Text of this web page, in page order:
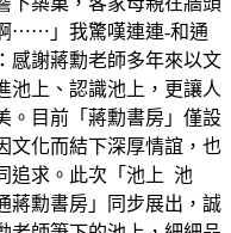
⋯⋯」我驚嘆連連-和通
感謝蔣勳老師多年來以文
池上、認識池上，更讓人
。目前「蔣勳書房」僅設
文化而結下深厚情誼，也
追求。此次「池上 池
蔣勳書房」同步展出，誠